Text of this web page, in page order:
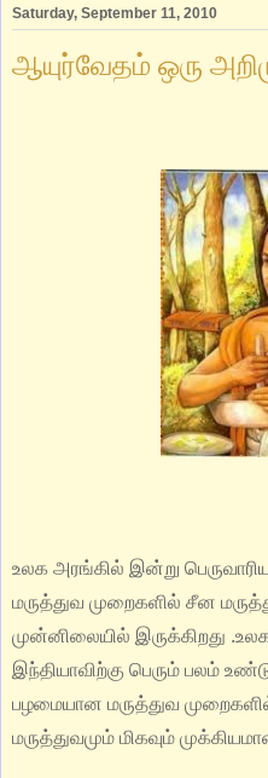
Saturday, September 11, 2010
ஆயுர்வேதம் ஒரு
உலக அரங்கில் இன்று
மருத்துவ முறைகளில் சீன
முன்னிலையில் இருக்கிறது
இந்தியாவிற்கு பெரும் பலம்
பழமையான மருத்துவ
மருத்துவமும் மிகவும்